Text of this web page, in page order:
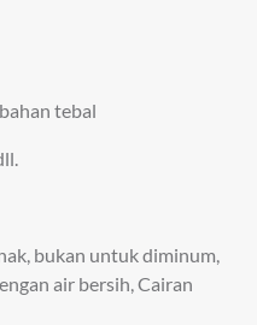
tebal
bukan untuk diminum,
air bersih, Cairan